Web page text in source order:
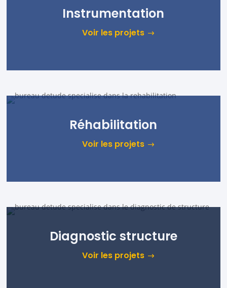
Instrumentation
Voir les projets
Réhabilitation
Voir les projets
Diagnostic structure
Voir les projets